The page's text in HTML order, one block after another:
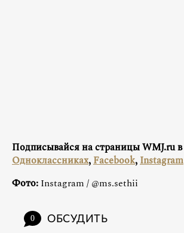
Подписывайся на страницы WMJ.ru в
Одноклассниках, Facebook, Instagram
Фото: Instagram / @ms.sethii
0 ОБСУДИТЬ